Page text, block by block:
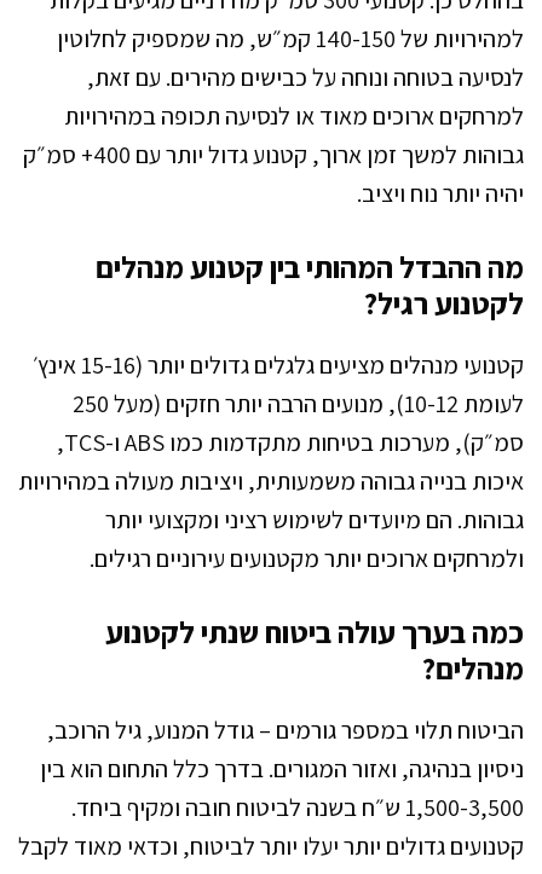
למהירויות של 140-150 קמ״ש, מה שמספיק לחלוטין
לנסיעה בטוחה ונוחה על כבישים מהירים. עם זאת,
למרחקים ארוכים מאוד או לנסיעה תכופה במהירויות
גבוהות למשך זמן ארוך, קטנוע גדול יותר עם 400+ סמ״ק
יהיה יותר נוח ויציב.
מה ההבדל המהותי בין קטנוע מנהלים
לקטנוע רגיל?
קטנועי מנהלים מציעים גלגלים גדולים יותר (15-16 אינץ׳
לעומת 10-12), מנועים הרבה יותר חזקים (מעל 250
סמ״ק), מערכות בטיחות מתקדמות כמו ABS ו-TCS,
איכות בנייה גבוהה משמעותית, ויציבות מעולה במהירויות
גבוהות. הם מיועדים לשימוש רציני ומקצועי יותר
ולמרחקים ארוכים יותר מקטנועים עירוניים רגילים.
כמה בערך עולה ביטוח שנתי לקטנוע
מנהלים?
הביטוח תלוי במספר גורמים – גודל המנוע, גיל הרוכב,
ניסיון בנהיגה, ואזור המגורים. בדרך כלל התחום הוא בין
1,500-3,500 ש״ח בשנה לביטוח חובה ומקיף ביחד.
קטנועים גדולים יותר יעלו יותר לביטוח, וכדאי מאוד לקבל